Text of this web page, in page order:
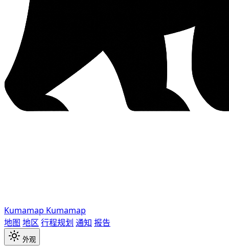
Kumamap Kumamap
地图 地区 行程规划 通知 报告
外观